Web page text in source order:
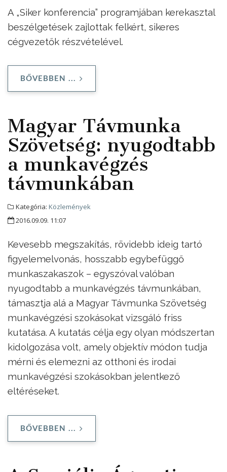
A „Siker konferencia” programjában kerekasztal
beszélgetések zajlottak felkért, sikeres
cégvezetők részvételével.
BŐVEBBEN ...
Magyar Távmunka
Szövetség: nyugodtabb
a munkavégzés
távmunkában
Kategória: Közlemények
2016.09.09. 11:07
Kevesebb megszakítás, rövidebb ideig tartó
figyelemelvonás, hosszabb egybefüggő
munkaszakaszok – egyszóval valóban
nyugodtabb a munkavégzés távmunkában,
támasztja alá a Magyar Távmunka Szövetség
munkavégzési szokásokat vizsgáló friss
kutatása. A kutatás célja egy olyan módszertan
kidolgozása volt, amely objektív módon tudja
mérni és elemezni az otthoni és irodai
munkavégzési szokásokban jelentkező
eltéréseket.
BŐVEBBEN ...